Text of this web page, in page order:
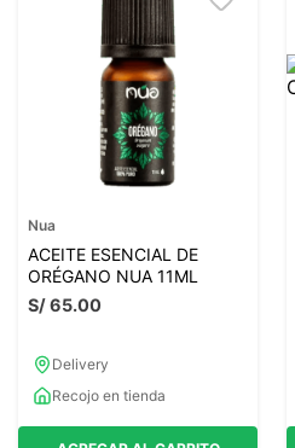
Nua
ACEITE ESENCIAL DE
ORÉGANO NUA 11ML
S/65.00
Delivery
Recojo en tienda